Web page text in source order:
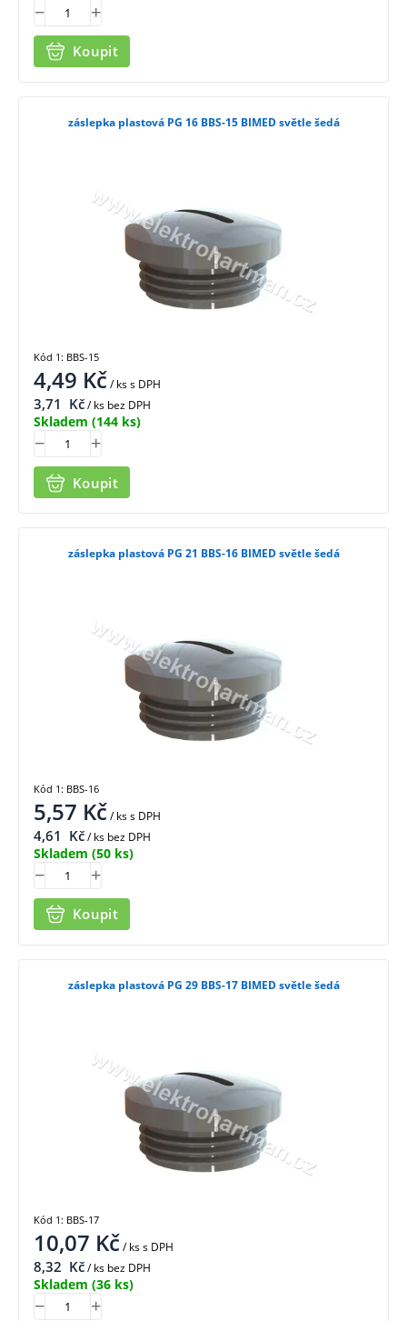
Koupit
záslepka plastová PG 16 BBS-15 BIMED světle šedá
4,49 Kč/ kss DPH
3,71 Kč/ ks bez DPH
Skladem (144 ks)
Koupit
Kód 1: BBS-15
záslepka plastová PG 21 BBS-16 BIMED světle šedá
5,57 Kč/ kss DPH
4,61 Kč/ ks bez DPH
Skladem (50 ks)
Koupit
Kód 1: BBS-16
záslepka plastová PG 29 BBS-17 BIMED světle šedá
10,07 Kč/ kss DPH
8,32 Kč/ ks bez DPH
Skladem (36 ks)
Kód 1: BBS-17